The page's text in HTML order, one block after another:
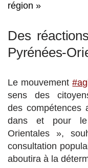
région »
Des
Pyrénées-
Le mouvement
sens des
des compétences
dans et pour le
Orientales »,
consultation
aboutira à la